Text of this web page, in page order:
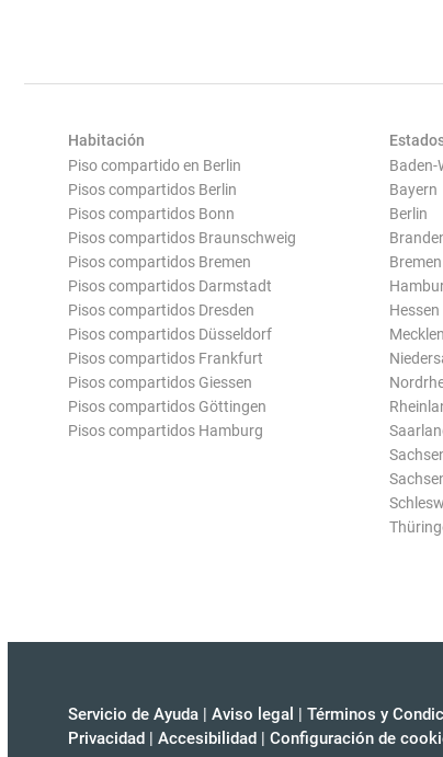
Habitación
Piso compartido en Berlin
Pisos compartidos Berlin
Pisos compartidos Bonn
Pisos compartidos Braunschweig
Pisos compartidos Bremen
Pisos compartidos Darmstadt
Pisos compartidos Dresden
Pisos compartidos Düsseldorf
Pisos compartidos Frankfurt
Pisos compartidos Giessen
Pisos compartidos Göttingen
Pisos compartidos Hamburg
Baden-
Bayern
Berlin
Bremen
Hessen
Servicio de Ayuda | Aviso legal | Términos y
Privacidad | Accesibilidad | Configuración de